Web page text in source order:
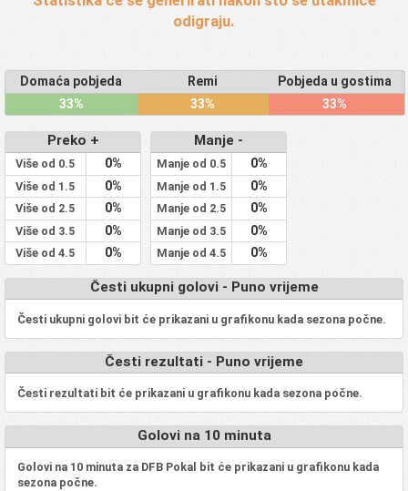
odigraju.
Domaća pobjeda Remi
Pobjeda u gostima
33%
33% 33%
Preko +
Više od 0.5 0%
Više od 1.5 0%
Više od 2.5 0%
Više od 3.5 0%
Više od 4.5 0%
Manje -
Manje od 0.5 0%
Manje od 1.5 0%
Manje od 2.5 0%
Manje od 3.5 0%
Manje od 4.5 0%
Česti ukupni golovi - Puno vrijeme
Česti ukupni golovi bit će prikazani u grafikonu kada sezona počne.
Česti rezultati - Puno vrijeme
Česti rezultati bit će prikazani u grafikonu kada sezona počne.
Golovi na 10 minuta
Golovi na 10 minuta za DFB Pokal bit će prikazani u grafikonu kada
sezona počne.